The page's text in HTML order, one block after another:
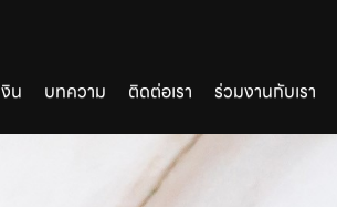
น บทความ ติดต่อเรา ร่วมงานกับเรา